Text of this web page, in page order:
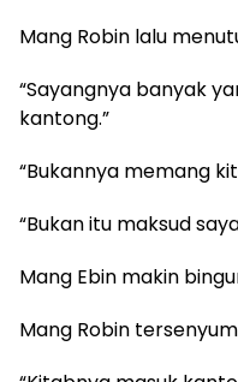
Mang Robin lalu
“Sayangnya banyak
kantong.”
“Bukannya memang
“Bukan itu maksud
Mang Ebin makin
Mang Robin